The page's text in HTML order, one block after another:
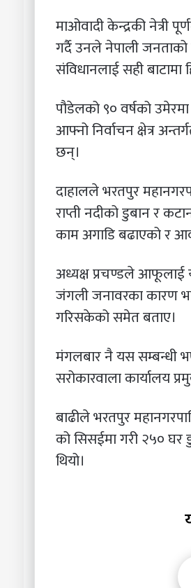
माओवादी केन्द्रकी नेत्री
गर्दै उनले नेपाली
संविधानलाई सही बाटामा
पौडेलको ९० वर्षको
आफ्नो निर्वाचन क्षेत्र
छन्।
दाहालले भरतपुर
राप्ती नदीको डुबान र
काम अगाडि बढाएको र
अध्यक्ष प्रचण्डले आफूलाई
जंगली जनावरका कारण
गरिसकेको समेत बताए।
मंगलबार नै यस सम्बन्धी
सरोकारवाला
बाढीले भरतपुर
को सिसईमा गरी २५० घर
थियो।